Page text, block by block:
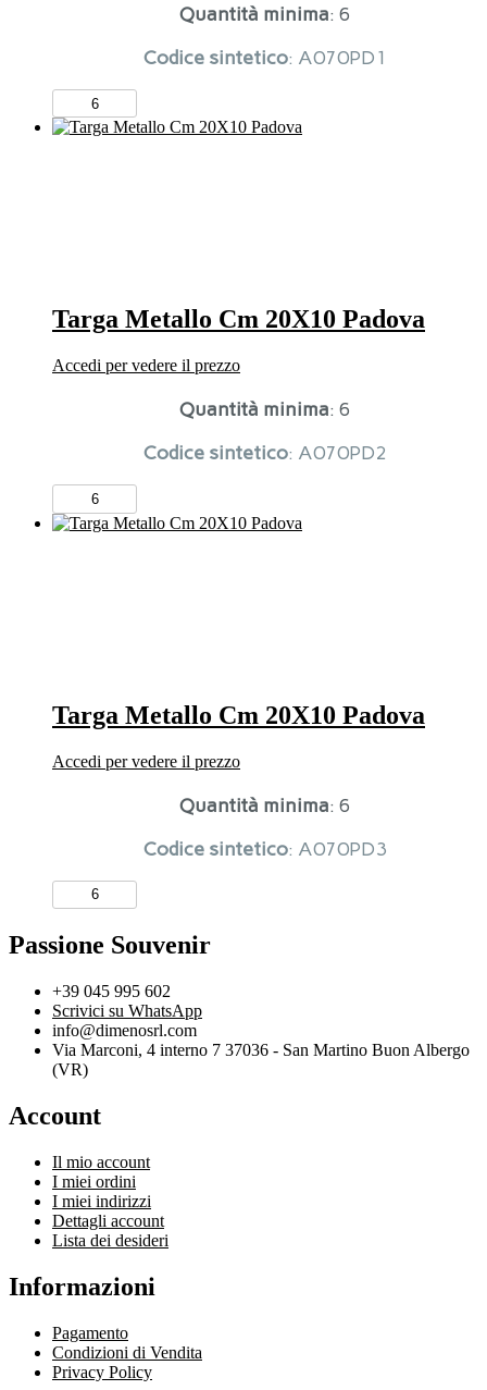
Quantità minima: 6
Codice sintetico: A070PD1
Targa
Metallo
Cm
Targa Metallo Cm 20X10 Padova
Accedi per vedere il prezzo
Quantità minima: 6
Codice sintetico: A070PD2
Targa
Metallo
Cm
Targa Metallo Cm 20X10 Padova
Accedi per vedere il prezzo
Quantità minima: 6
Codice sintetico: A070PD3
Targa
Metallo
20X10
quantità
Passione Souvenir
+39 045 995 602
Scrivici su WhatsApp
info@dimenosrl.com
Via Marconi, 4 interno 7 37036 - San Martino Buon Albergo
(VR)
Account
Il mio account
I miei ordini
I miei indirizzi
Dettagli account
Lista dei desideri
Informazioni
Pagamento
Condizioni di Vendita
Privacy Policy